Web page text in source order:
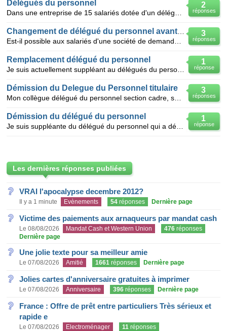
2
réponses
Délégués du personnel
3
réponses
1
réponse
Remplacement délégué du personnel
3
réponses
Démission du Delegue du Personnel titulaire
1
réponse
Démission du délégué du personnel
Les dernières réponses publiées
VRAI l'apocalypse decembre 2012?
Il y a 1 minute Evènements 54 réponses Dernière page
Victime des paiements aux arnaqueurs par mandat cash
Le 08/08/2026 Mandat Cash et Western Union 476 réponses
Dernière page
Une jolie texte pour sa meilleur amie
Le 07/08/2026 Amitié 1661 réponses Dernière page
Jolies cartes d'anniversaire gratuites à imprimer
Le 07/08/2026 Anniversaire 396 réponses Dernière page
France : Offre de prêt entre particuliers Très sérieux et
rapide e
Le 07/08/2026 Electroménager 11 réponses